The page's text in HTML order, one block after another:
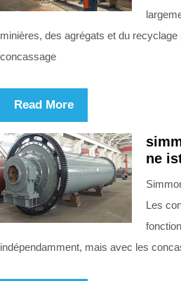
minières, des agrégats et du recyclage
concassage
Read More
ne
Les
indépendamment, mais avec les